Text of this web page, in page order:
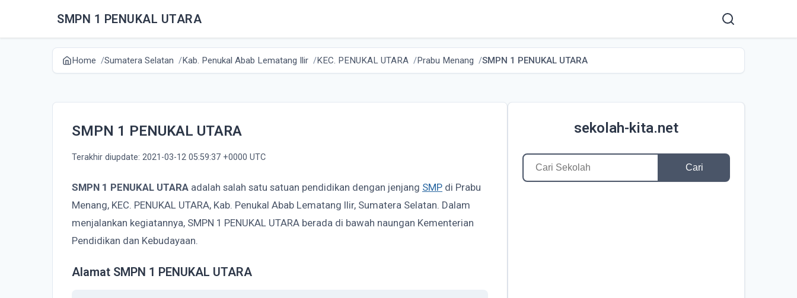
SMPN 1 PENUKAL UTARA
Home Sumatera Selatan Kab. Penukal Abab Lematang Ilir KEC. PENUKAL UTARA Prabu Menang SMPN 1 PENUKAL UTARA
SMPN 1 PENUKAL UTARA
Terakhir diupdate: 2021-03-12 05:59:37 +0000 UTC
SMPN 1 PENUKAL UTARA adalah salah satu satuan pendidikan dengan jenjang SMP di Prabu
Menang, KEC. PENUKAL UTARA, Kab. Penukal Abab Lematang Ilir, Sumatera Selatan. Dalam
menjalankan kegiatannya, SMPN 1 PENUKAL UTARA berada di bawah naungan Kementerian
Pendidikan dan Kebudayaan.
Alamat SMPN 1 PENUKAL UTARA
sekolah-kita.net
Cari